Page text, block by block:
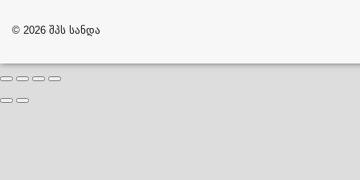
© 2026 შპს სანდა